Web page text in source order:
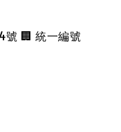
號 🏢 統一編號